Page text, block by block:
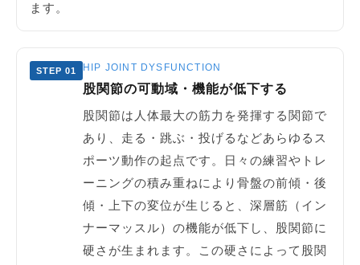
ます。
STEP 01 HIP JOINT DYSFUNCTION
股関節の可動域・機能が低下する
股関節は人体最大の筋力を発揮する関節で
あり、走る・跳ぶ・投げるなどあらゆるス
ポーツ動作の起点です。日々の練習やトレ
ーニングの積み重ねにより骨盤の前傾・後
傾・上下の変位が生じると、深層筋（イン
ナーマッスル）の機能が低下し、股関節に
硬さが生まれます。この硬さによって股関